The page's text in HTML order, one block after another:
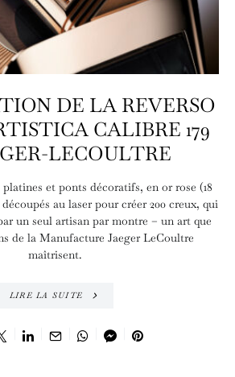
DE LA REVERSO
CALIBRE 179
LECOULTRE
et ponts décoratifs, en or rose (18
découpés au laser pour créer 200 creux, qui
un seul artisan par montre – un art que
de la Manufacture Jaeger LeCoultre
maîtrisent.
LIRE LA SUITE